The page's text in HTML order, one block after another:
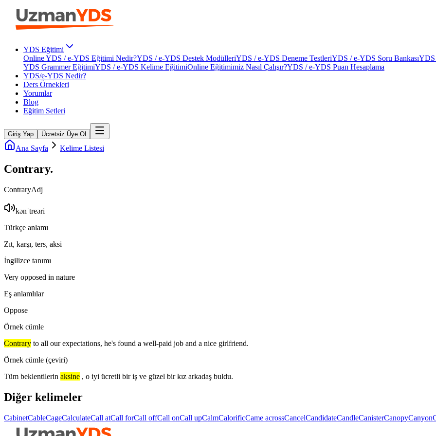
YDS Eğitimi
Online YDS / e-YDS Eğitimi Nedir?YDS / e-YDS Destek ModülleriYDS / e-YDS Deneme TestleriYDS / e-YDS Soru BankasıYDS
YDS Grammer EğitimiYDS / e-YDS Kelime EğitimiOnline Eğitimimiz Nasıl Çalışır?YDS / e-YDS Puan Hesaplama
YDS/e-YDS Nedir?
Ders Örnekleri
Yorumlar
Blog
Eğitim Setleri
Giriş Yap Ücretsiz Üye Ol
Ana Sayfa Kelime Listesi
Contrary.
ContraryAdj
kənˈtreəri
Türkçe anlamı
Zıt, karşı, ters, aksi
İngilizce tanımı
Very opposed in nature
Eş anlamlılar
Oppose
Örnek cümle
Contrary to all our expectations, he's found a well-paid job and a nice girlfriend.
Örnek cümle (çeviri)
Tüm beklentilerin aksine , o iyi ücretli bir iş ve güzel bir kız arkadaş buldu.
Diğer kelimeler
CabinetCableCageCalculateCall atCall forCall offCall onCall upCalmCalorificCame acrossCancelCandidateCandleCanisterCanopyCanyon